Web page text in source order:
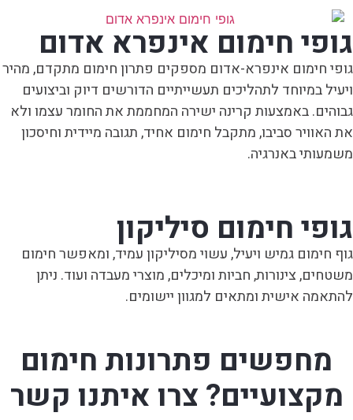
גופי חימום אינפרא אדום
גופי חימום אינפרא-אדום מספקים פתרון חימום מתקדם, מהיר
ויעיל במיוחד לתהליכים תעשייתיים הדורשים דיוק וביצועים
גבוהים. באמצעות קרינה ישירה המחממת את החומר עצמו ולא
את האוויר סביבו, מתקבל חימום אחיד, תגובה מיידית וחיסכון
משמעותי באנרגיה.
גופי חימום סיליקון
גוף חימום גמיש ויעיל, עשוי מסיליקון עמיד, ומאפשר חימום
משטחים, צינורות, חביות ומיכלים, מוצרי מעבדה ועוד. ניתן
להתאמה אישית ומתאים למגוון יישומים.
מחפשים פתרונות חימום
מקצועיים? צרו איתנו קשר